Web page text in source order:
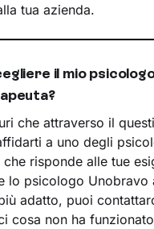
tua azienda.
il mio
che attraverso il
a uno degli
risponde alle tue
lo psicologo Unobravo
adatto, puoi
cosa non ha